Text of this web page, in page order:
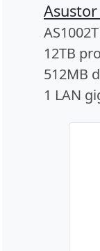
Asustor
12TB
512MB
1 LAN